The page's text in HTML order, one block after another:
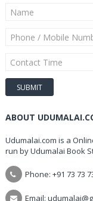
ABOUT
Udumalai.com is a
run by Udumalai Book
Phone: +91 73 73
Email: